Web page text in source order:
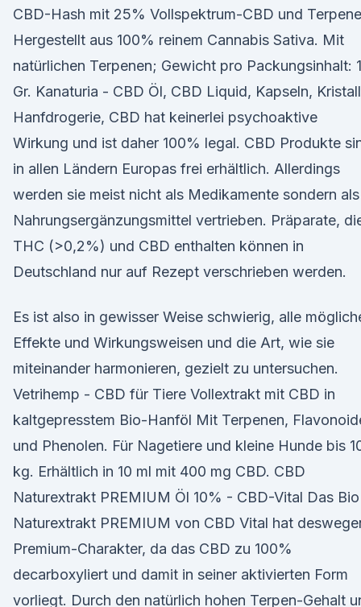
CBD-Hash mit 25% Vollspektrum-CBD und
Hergestellt aus 100% reinem Cannabis Sativa. Mit
natürlichen Terpenen; Gewicht pro Packungsinhalt: 1
Gr. Kanaturia - CBD Öl, CBD Liquid, Kapseln,
Hanfdrogerie, CBD hat keinerlei psychoaktive
Wirkung und ist daher 100% legal. CBD Produkte
in allen Ländern Europas frei erhältlich. Allerdings
werden sie meist nicht als Medikamente sondern als
Nahrungsergänzungsmittel vertrieben. Präparate,
THC (>0,2%) und CBD enthalten können in
Deutschland nur auf Rezept verschrieben werden.
Es ist also in gewisser Weise schwierig, alle
Effekte und Wirkungsweisen und die Art, wie sie
miteinander harmonieren, gezielt zu untersuchen.
Vetrihemp - CBD für Tiere Vollextrakt mit CBD in
kaltgepresstem Bio-Hanföl Mit Terpenen,
und Phenolen. Für Nagetiere und kleine Hunde bis
kg. Erhältlich in 10 ml mit 400 mg CBD. CBD
Naturextrakt PREMIUM Öl 10% - CBD-Vital Das Bio
Naturextrakt PREMIUM von CBD Vital hat
Premium-Charakter, da das CBD zu 100%
decarboxyliert und damit in seiner aktivierten Form
vorliegt. Durch den natürlich hohen Terpen-Gehalt